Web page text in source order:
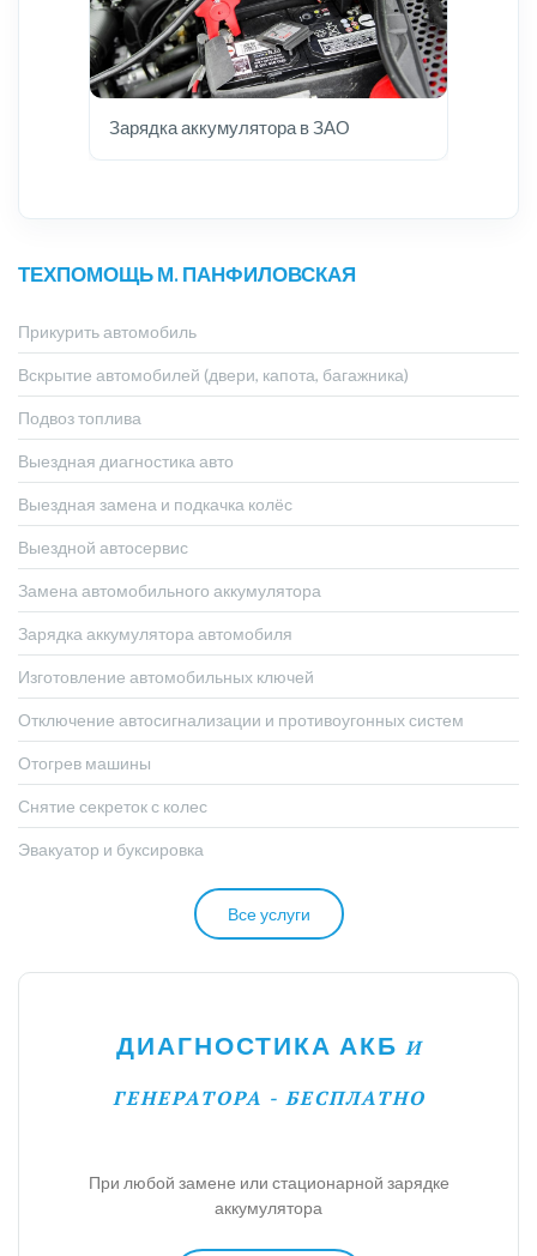
Зарядка аккумулятора в ЗАО
ТЕХПОМОЩЬ М. ПАНФИЛОВСКАЯ
Прикурить автомобиль
Вскрытие автомобилей (двери, капота, багажника)
Подвоз топлива
Выездная диагностика авто
Выездная замена и подкачка колёс
Выездной автосервис
Замена автомобильного аккумулятора
Зарядка аккумулятора автомобиля
Изготовление автомобильных ключей
Отключение автосигнализации и противоугонных систем
Отогрев машины
Снятие секреток с колес
Эвакуатор и буксировка
Все услуги
ДИАГНОСТИКА АКБ И
ГЕНЕРАТОРА - БЕСПЛАТНО
При любой замене или стационарной зарядке
аккумулятора